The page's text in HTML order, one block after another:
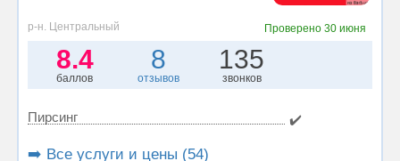
р-н. Центральный Проверено 30 июня
8.4
баллов
8
отзывов
135
звонков
Пирсинг ✔️
➡️ Все услуги и цены (54)